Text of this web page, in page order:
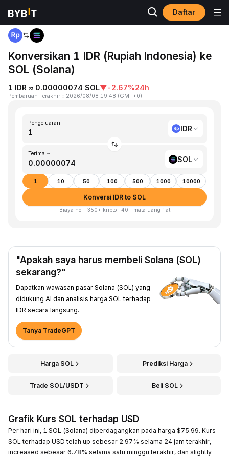
Daftar
Beranda
Konversikan 1 IDR (Rupiah Indonesia) ke
SOL (Solana)
1 IDR ≈ 0.00000074 SOL▼-2.67%24h
Pembaruan Terakhir ： 2026/08/08 19:48 (GMT+0)
Pengeluaran
IDR
Terima ~
SOL
1 10 50 100 500 1000 10000
Konversi IDR to SOL
Biaya nol · 350+ kripto · 40+ mata uang fiat
"Apakah saya harus membeli Solana (SOL)
sekarang?"
Dapatkan wawasan pasar Solana (SOL) yang
didukung AI dan analisis harga SOL terhadap
IDR secara langsung.
Tanya TradeGPT
Harga SOL Prediksi Harga
Trade SOL/USDT Beli SOL
Grafik Kurs SOL terhadap USD
Per hari ini, 1 SOL (Solana) diperdagangkan pada harga $75.99. Kurs
SOL terhadap USD telah up sebesar 2.97% selama 24 jam terakhir,
increased sebesar 6.78% selama satu minggu terakhir, dan slightly